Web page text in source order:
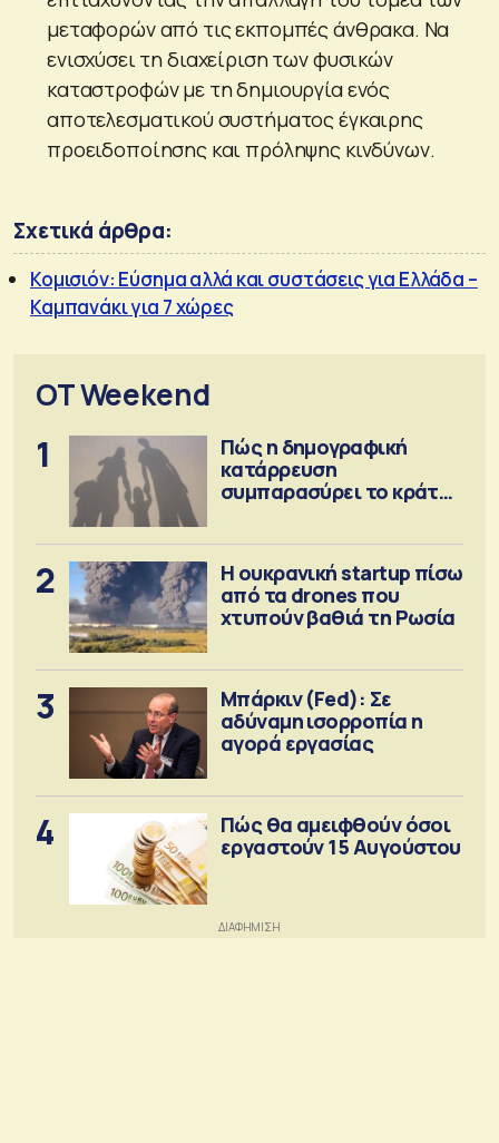
μεταφορών από τις εκπομπές άνθρακα. Να
ενισχύσει τη διαχείριση των φυσικών
καταστροφών με τη δημιουργία ενός
αποτελεσματικού συστήματος έγκαιρης
προειδοποίησης και πρόληψης κινδύνων.
Σχετικά άρθρα:
Κομισιόν: Εύσημα αλλά και συστάσεις για Ελλάδα –
Καμπανάκι για 7 χώρες
OT Weekend
1
Πώς η δημογραφική
κατάρρευση
συμπαρασύρει το κράτος
2
Η ουκρανική startup πίσω
από τα drones που
χτυπούν βαθιά τη Ρωσία
3
Μπάρκιν (Fed): Σε
αδύναμη ισορροπία η
αγορά εργασίας
4
Πώς θα αμειφθούν όσοι
εργαστούν 15 Αυγούστου